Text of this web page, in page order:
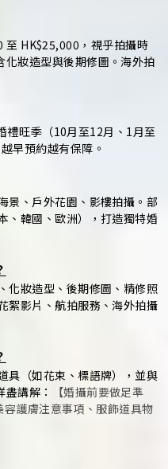
至 HK$25,000，視乎拍攝時
妝造型與後期修圖。海外拍
禮旺季（10月至12月、1月至
早預約越有保障。
景、戶外花園、影樓拍攝。部
、韓國、歐洲），打造獨特婚
化妝造型、後期修圖、精修照
絮影片、航拍服務、海外拍攝
具（如花束、標語牌），並與
講解：
【婚攝前要做足準
護膚注意事項、服飾道具物